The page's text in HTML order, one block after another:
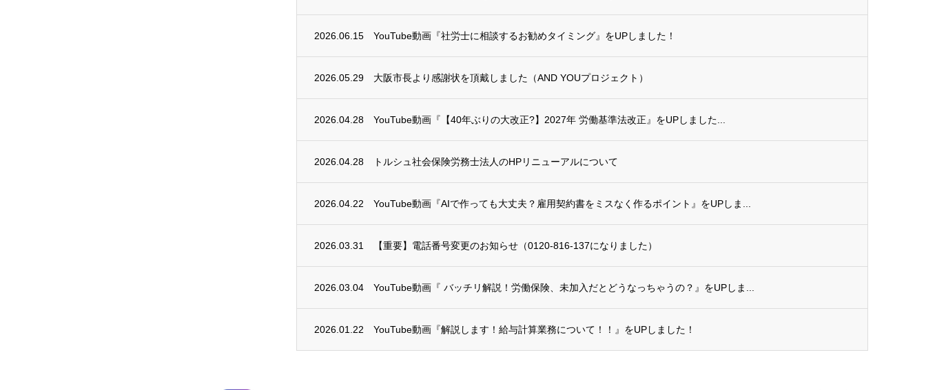
2026.06.15 YouTube動画『社労士に相談するお勧めタイミング』をUPしました！
2026.05.29 大阪市長より感謝状を頂戴しました（AND YOUプロジェクト）
2026.04.28 YouTube動画『【40年ぶりの大改正?】2027年 労働基準法改正』をUPしました...
2026.04.28 トルシュ社会保険労務士法人のHPリニューアルについて
2026.04.22 YouTube動画『AIで作っても大丈夫？雇用契約書をミスなく作るポイント』をUPしま...
2026.03.31 【重要】電話番号変更のお知らせ（0120-816-137になりました）
2026.03.04 YouTube動画『 バッチリ解説！労働保険、未加入だとどうなっちゃうの？』をUPしま...
2026.01.22 YouTube動画『解説します！給与計算業務について！！』をUPしました！